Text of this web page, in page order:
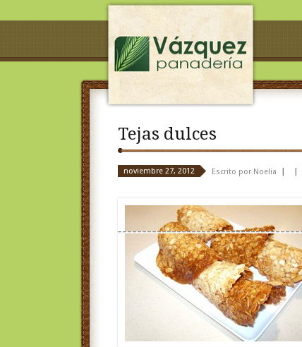
Tejas dulces
noviembre 27, 2012 Escrito por Noelia